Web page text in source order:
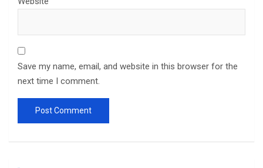
Save my name, email, and website in this browser for the
next time I comment.